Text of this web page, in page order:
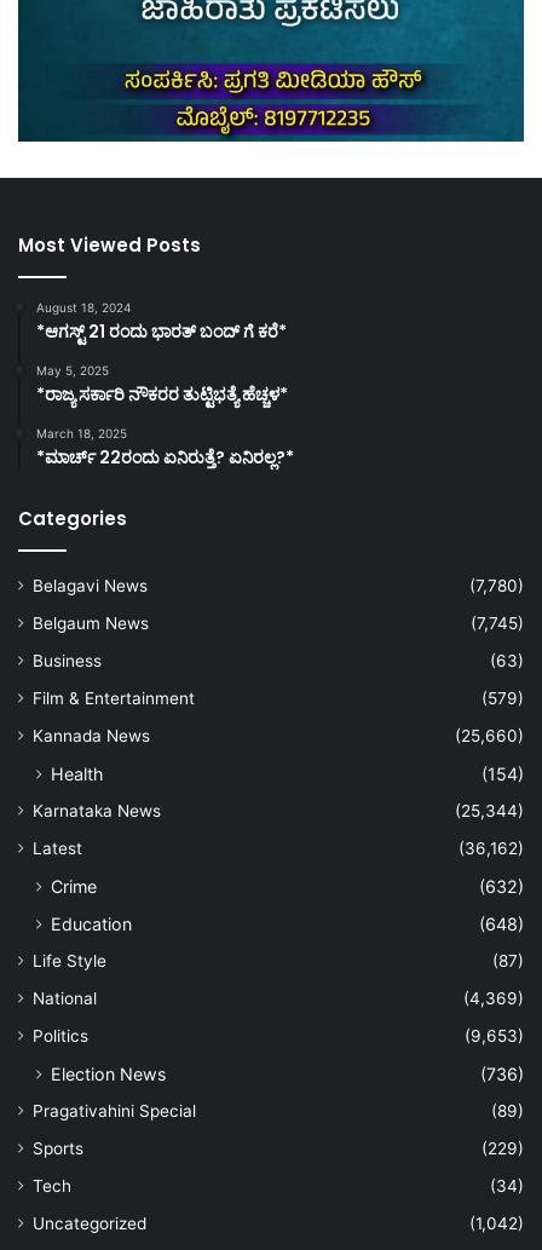
Most Viewed Posts
August 18, 2024
*ಆಗಸ್ಟ್ 21 ರಂದು ಭಾರತ್‌ ಬಂದ್‌ ಗೆ ಕರೆ*
May 5, 2025
*ರಾಜ್ಯ ಸರ್ಕಾರಿ ನೌಕರರ ತುಟ್ಟಿಭತ್ಯೆ ಹೆಚ್ಚಳ*
March 18, 2025
*ಮಾರ್ಚ್ 22ರಂದು ಏನಿರುತ್ತೆ? ಏನಿರಲ್ಲ?*
Categories
Belagavi News
(7,780)
Belgaum News
(7,745)
Business
(63)
Film & Entertainment
(579)
Kannada News
(25,660)
Health (154)
Karnataka News
(25,344)
Latest
(36,162)
Crime
(632)
Education
(648)
Life Style
(87)
National
(4,369)
Politics
(9,653)
Election News (736)
Pragativahini Special
(89)
Sports
(229)
Tech
(34)
Uncategorized
(1,042)